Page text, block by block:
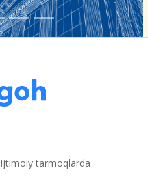
Ijtimoiy tarmoqlarda